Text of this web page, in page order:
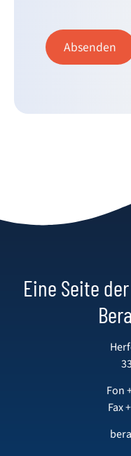
Eine Seite
Fon
Fax